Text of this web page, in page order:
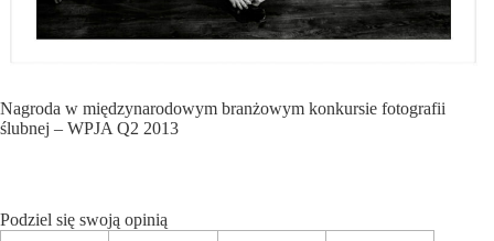
Nagroda w międzynarodowym branżowym konkursie fotografii
ślubnej – WPJA Q2 2013
Podziel się swoją opinią